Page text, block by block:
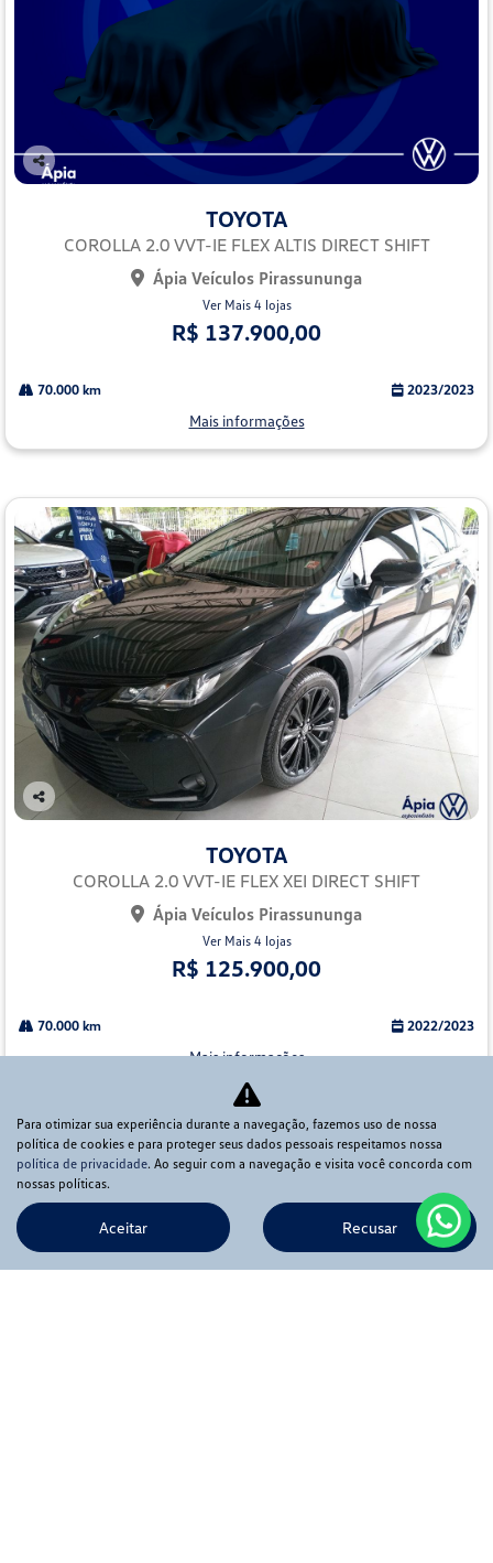
Co
TOYOTA
COROLLA 2.0 VVT-IE FLEX ALTIS DIRECT SHIFT
Ápia Veículos Pirassununga
Ver Mais 4 lojas
R$ 137.900,00
70.000 km 2023/2023
Mais informações
Co
TOYOTA
COROLLA 2.0 VVT-IE FLEX XEI DIRECT SHIFT
Ápia Veículos Pirassununga
Ver Mais 4 lojas
R$ 125.900,00
70.000 km 2022/2023
Mais informações
Para otimizar sua experiência durante a navegação, fazemos uso de nossa
política de cookies e para proteger seus dados pessoais respeitamos nossa
política de privacidade. Ao seguir com a navegação e visita você concorda com
nossas políticas.
Aceitar Recusar